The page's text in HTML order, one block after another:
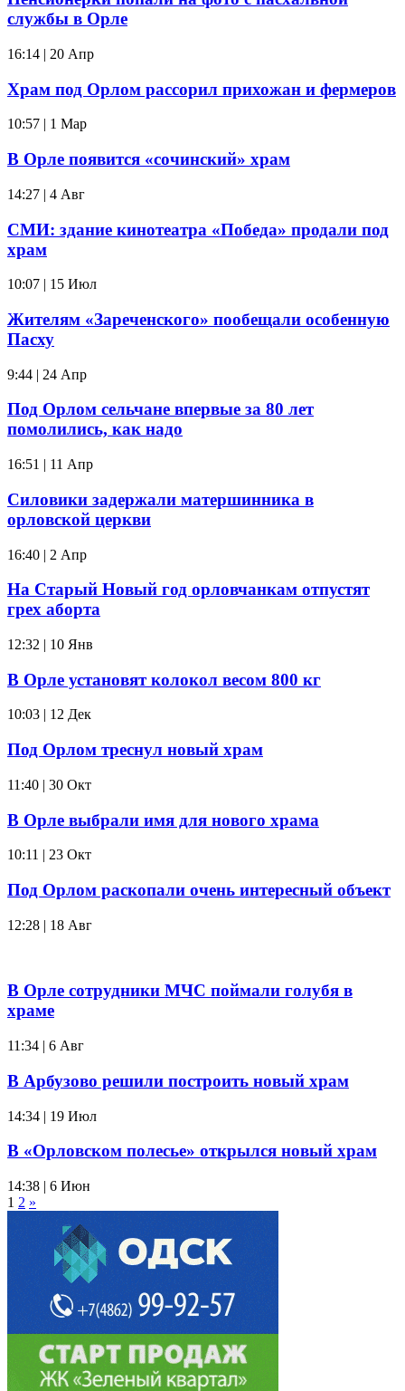
службы в Орле
16:14 | 20 Апр
Храм под Орлом рассорил прихожан и фермеров
10:57 | 1 Мар
В Орле появится «сочинский» храм
14:27 | 4 Авг
СМИ: здание кинотеатра «Победа» продали под
храм
10:07 | 15 Июл
Жителям «Зареченского» пообещали особенную
Пасху
9:44 | 24 Апр
Под Орлом сельчане впервые за 80 лет
помолились, как надо
16:51 | 11 Апр
Силовики задержали матершинника в
орловской церкви
16:40 | 2 Апр
На Старый Новый год орловчанкам отпустят
грех аборта
12:32 | 10 Янв
В Орле установят колокол весом 800 кг
10:03 | 12 Дек
Под Орлом треснул новый храм
11:40 | 30 Окт
В Орле выбрали имя для нового храма
10:11 | 23 Окт
Под Орлом раскопали очень интересный объект
12:28 | 18 Авг
В Орле сотрудники МЧС поймали голубя в
храме
11:34 | 6 Авг
В Арбузово решили построить новый храм
14:34 | 19 Июл
В «Орловском полесье» открылся новый храм
14:38 | 6 Июн
1 2 »